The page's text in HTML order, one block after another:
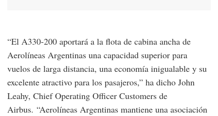
“El A330-200 aportará a la flota de cabina ancha de
Aerolíneas Argentinas una capacidad superior para
vuelos de larga distancia, una economía inigualable y su
excelente atractivo para los pasajeros,” ha dicho John
Leahy, Chief Operating Officer Customers de
Airbus. “Aerolíneas Argentinas mantiene una asociación